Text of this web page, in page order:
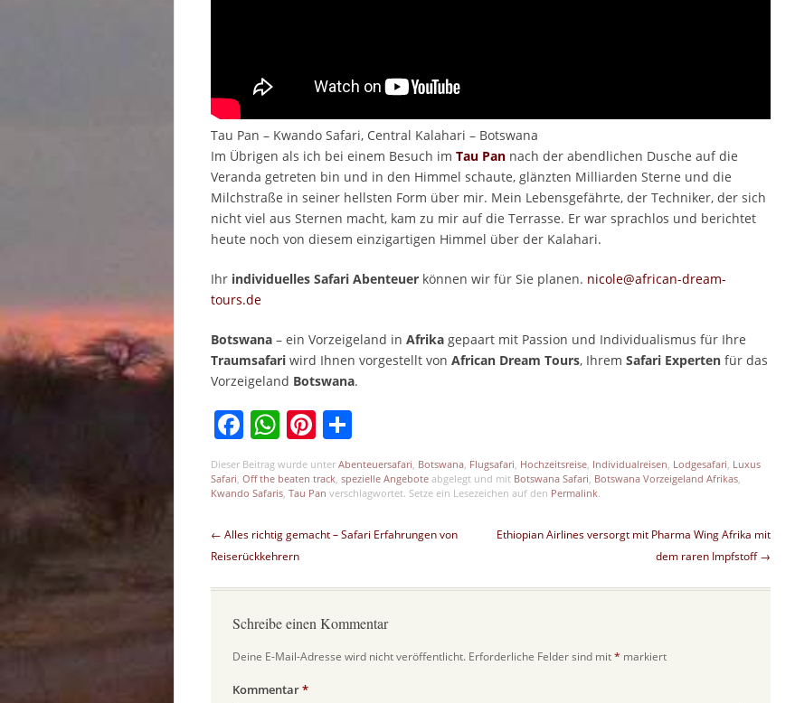
Tau Pan – Kwando Safari, Central Kalahari – Botswana
Im Übrigen als ich bei einem Besuch im Tau Pan nach der abendlichen Dusche auf die
Veranda getreten bin und in den Himmel schaute, glänzten Milliarden Sterne und die
Milchstraße in seiner hellsten Form über mir. Mein Lebensgefährte, der Techniker, der sich
nicht viel aus Sternen macht, kam zu mir auf die Terrasse. Er war sprachlos und berichtet
heute noch von diesem einzigartigen Himmel über der Kalahari.
Ihr individuelles Safari Abenteuer können wir für Sie planen. nicole@african-dream-
tours.de
Botswana – ein Vorzeigeland in Afrika gepaart mit Passion und Individualismus für Ihre
Traumsafari wird Ihnen vorgestellt von African Dream Tours, Ihrem Safari Experten für das
Vorzeigeland Botswana.
Facebook
WhatsApp
Pinterest
Dieser Beitrag wurde unter Abenteuersafari, Botswana, Flugsafari, Hochzeitsreise, Individualreisen, Lodgesafari, Luxus
Safari, Off the beaten track, spezielle Angebote abgelegt und mit Botswana Safari, Botswana Vorzeigeland Afrikas,
Kwando Safaris, Tau Pan verschlagwortet. Setze ein Lesezeichen auf den Permalink.
Beitragsnavigation
← Alles richtig gemacht – Safari Erfahrungen von
Reiserückkehrern
Ethiopian Airlines versorgt mit Pharma Wing Afrika mit
dem raren Impfstoff→
Schreibe einen Kommentar
Deine E-Mail-Adresse wird nicht veröffentlicht. Erforderliche Felder sind mit* markiert
Kommentar*